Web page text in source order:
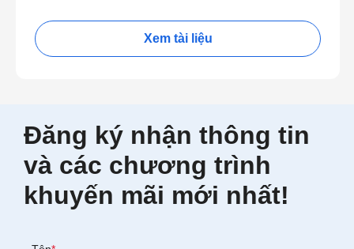
Xem tài liệu
Đăng ký nhận thông tin
và các chương trình
khuyến mãi mới nhất!